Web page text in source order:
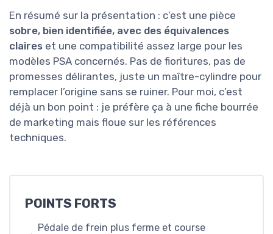
En résumé sur la présentation : c’est une pièce
sobre, bien identifiée, avec des équivalences
claires et une compatibilité assez large pour les
modèles PSA concernés. Pas de fioritures, pas de
promesses délirantes, juste un maître-cylindre pour
remplacer l’origine sans se ruiner. Pour moi, c’est
déjà un bon point : je préfère ça à une fiche bourrée
de marketing mais floue sur les références
techniques.
POINTS FORTS
Pédale de frein plus ferme et course